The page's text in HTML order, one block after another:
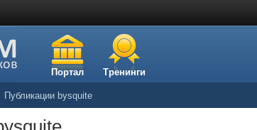
Портал Тренинги
Публикации bysquite